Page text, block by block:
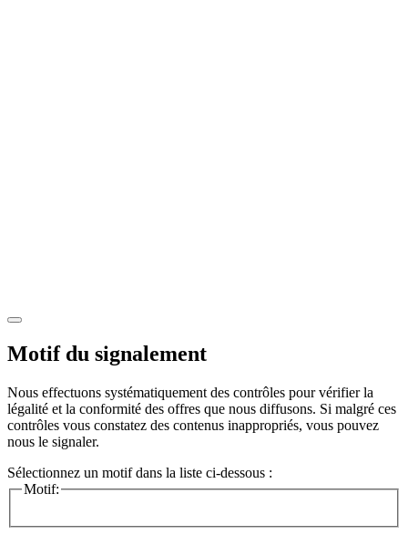
Motif du signalement
Nous effectuons systématiquement des contrôles pour vérifier la
légalité et la conformité des offres que nous diffusons. Si malgré ces
contrôles vous constatez des contenus inappropriés, vous pouvez
nous le signaler.
Sélectionnez un motif dans la liste ci-dessous :
Motif: